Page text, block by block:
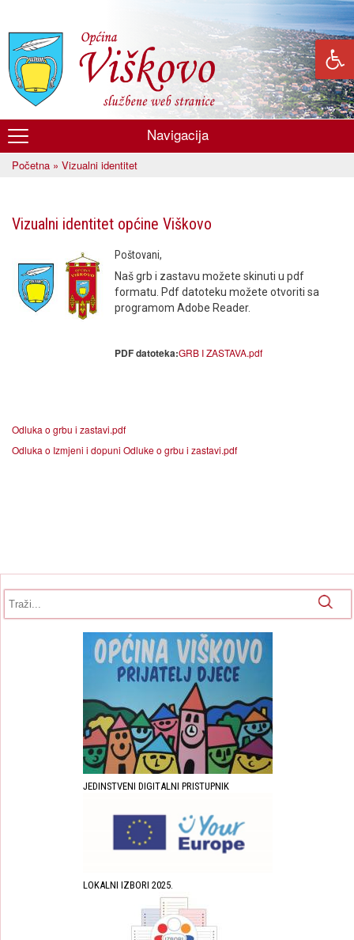
glavni
sadržaj
Općina
Viškovo
Navigacija
Početna » Vizualni identitet
Vizualni identitet općine Viškovo
Poštovani,
Naš grb i zastavu možete skinuti u pdf
formatu. Pdf datoteku možete otvoriti sa
programom Adobe Reader.
PDF datoteka:GRB I ZASTAVA.pdf
Odluka o grbu i zastavi.pdf
Odluka o Izmjeni i dopuni Odluke o grbu i zastavi.pdf
JEDINSTVENI DIGITALNI PRISTUPNIK
LOKALNI IZBORI 2025.